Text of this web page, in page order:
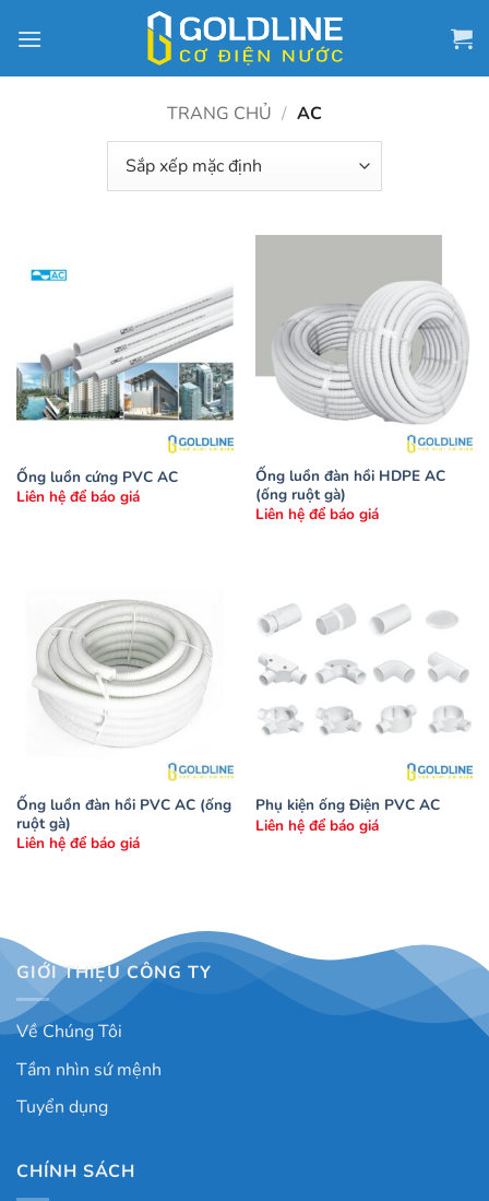
qua
TRANG CHỦ / AC
Ống luồn cứng PVC AC
Liên hệ để báo giá
Ống luồn đàn hồi HDPE AC
(ống ruột gà)
Liên hệ để báo giá
Ống luồn đàn hồi PVC AC (ống
ruột gà)
Liên hệ để báo giá
Phụ kiện ống Điện PVC AC
Liên hệ để báo giá
GIỚI THIỆU CÔNG TY
Về Chúng Tôi
Tầm nhìn sứ mệnh
Tuyển dụng
CHÍNH SÁCH